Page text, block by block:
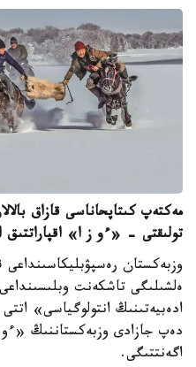
مەكتەپ كىتاپحاناسى قازاق
تولىقتى - «ءو ز ا» اقپاراتتىق
وزبەكستان رەسپۋبليكاسىنداعى
دەپ جازادى وزبەكستاننىڭ «ءو
اگەنتتىگى.